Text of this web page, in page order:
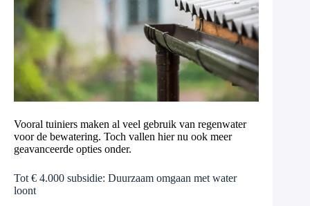
Vooral tuiniers maken al veel gebruik van regenwater
voor de bewatering. Toch vallen hier nu ook meer
geavanceerde opties onder.
Tot € 4.000 subsidie: Duurzaam omgaan met water
loont